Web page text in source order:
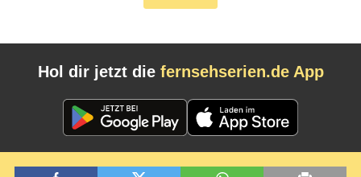
Hol dir jetzt die fernsehserien.de App